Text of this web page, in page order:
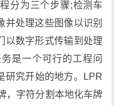
分为三个步骤;检测车
并处理这些图像以识别
以数字形式传输到处理
是一个可行的工程问
研究开始的地方。LPR
，字符分割本地化车牌